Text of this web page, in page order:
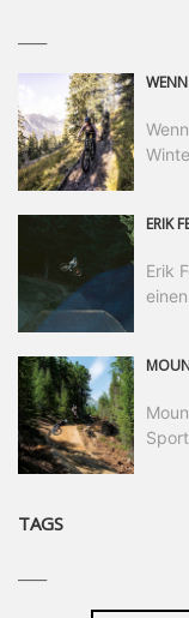
Erik
TAGS